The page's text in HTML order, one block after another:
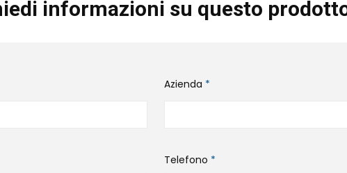
informazioni su questo
Azienda *
Telefono *